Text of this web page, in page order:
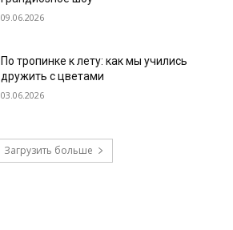
09.06.2026
По тропинке к лету: как мы учились
дружить с цветами
03.06.2026
Загрузить больше